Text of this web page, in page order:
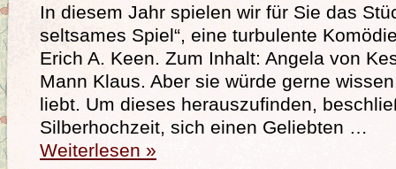
In diesem Jahr spielen wir für Sie das
seltsames Spiel“, eine turbulente
Erich A. Keen. Zum Inhalt: Angela von
Mann Klaus. Aber sie würde gerne
liebt. Um dieses herauszufinden,
Silberhochzeit, sich einen Geliebten …
Weiterlesen »